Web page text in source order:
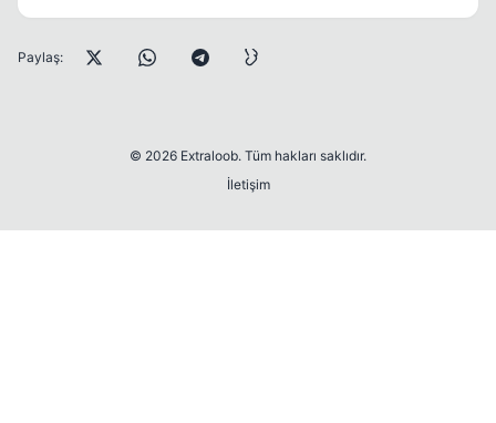
Paylaş:
© 2026 Extraloob. Tüm hakları saklıdır.
İletişim